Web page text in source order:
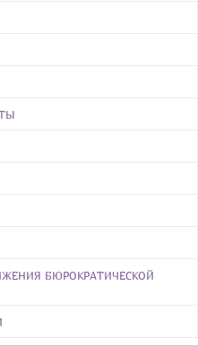
БЮРОКРАТИЧЕСКОЙ